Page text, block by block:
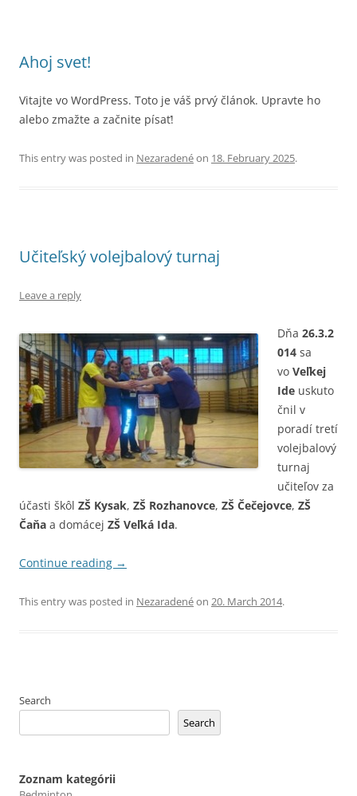
Ahoj svet!
Vitajte vo WordPress. Toto je váš prvý článok. Upravte ho
alebo zmažte a začnite písať!
This entry was posted in Nezaradenéon 18. February 2025.
Učiteľský volejbalový turnaj
Leave a reply
Dňa 26.3.2
014 sa
vo Veľkej
Ide uskuto
čnil v
poradí tretí
volejbalový
turnaj
učiteľov za
účasti škôl ZŠ Kysak, ZŠ Rozhanovce, ZŠ Čečejovce, ZŠ
Čaňa a domácej ZŠ Veľká Ida.
Continue reading →
This entry was posted in Nezaradenéon 20. March 2014.
Search
Search
Zoznam kategórii